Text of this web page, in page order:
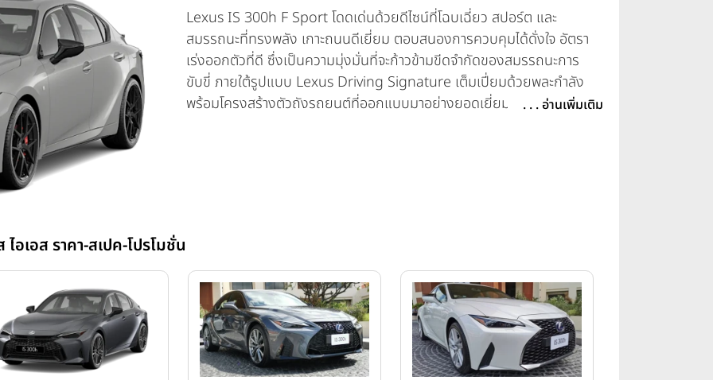
Lexus IS 300h F Sport โดดเด่นด้วยดีไซน์ที่โฉบเฉี่ยว สปอร์ต และ
สมรรถนะที่ทรงพลัง เกาะถนนดีเยี่ยม ตอบสนองการควบคุมได้ดั่งใจ อัตรา
เร่งออกตัวที่ดี ซึ่งเป็นความมุ่งมั่นที่จะก้าวข้ามขีดจำกัดของสมรรถนะการ
ขับขี่ ภายใต้รูปแบบ Lexus Driving Signature เต็มเปี่ยมด้วยพละกำลัง
พร้อมโครงสร้างตัวถังรถยนต์ที่ออกแบบมาอย่างยอดเยี่ยม โดยคำนึงถึง
ประสบการณ์การขับขี่ในทุกเส้นทาง
. . . อ่านเพิ่มเติม
เอส ราคา-สเปค-โปรโมชั่น